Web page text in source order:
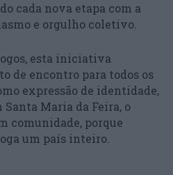
cada nova etapa com a
e orgulho coletivo.
esta iniciativa
de encontro para todos os
expressão de identidade,
Santa Maria da Feira, o
comunidade, porque
um país inteiro.